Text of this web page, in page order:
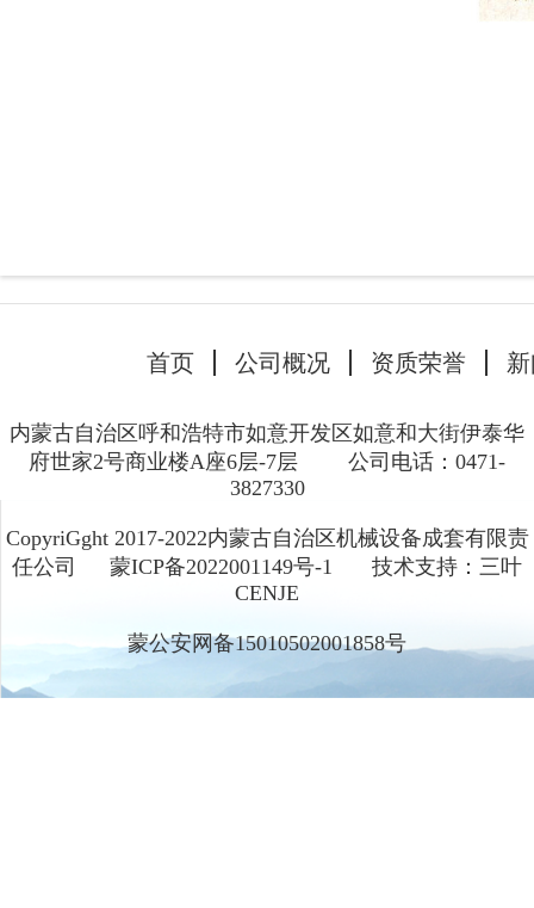
首页 公司概况 资质荣誉
内蒙古自治区呼和浩特市如意开发区如意和大街伊泰华
府世家2号商业楼A座6层-7层
公司电话：0471-
3827330
CopyriGght 2017-2022内蒙古自治区机械设备成套有限责
任公司
蒙ICP备2022001149号-1
技术支持：三叶
CENJE
蒙公安网备15010502001858号